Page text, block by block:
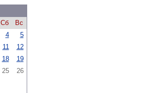
Сб
Вс
4
5
11
12
18
19
25
26